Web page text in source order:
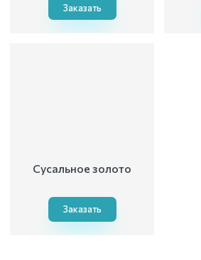
Заказать
Сусальное золото
Заказать